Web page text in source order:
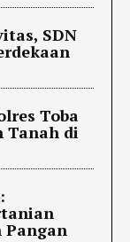
SDN
Toba
Tanah di